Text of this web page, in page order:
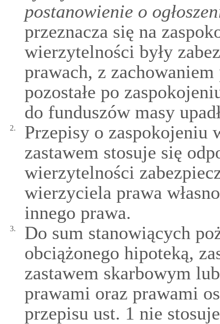
postanowienie o
przeznacza się na
wierzytelności były
prawach, z
pozostałe po
do funduszów masy
2.
Przepisy o zaspokojeniu
zastawem stosuje się
wierzytelności
wierzyciela prawa
innego prawa.
3.
Do sum stanowiących
obciążonego hipoteką,
zastawem skarbowym
prawami oraz prawami
przepisu ust. 1 nie